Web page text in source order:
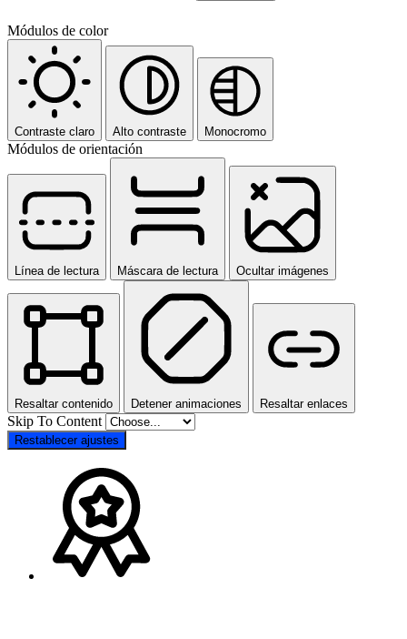
Módulos de color
Contraste claro Alto contraste Monocromo
Módulos de orientación
Línea de lectura Máscara de lectura Ocultar imágenes
Resaltar contenido Detener animaciones Resaltar enlaces
Skip To Content
Restablecer ajustes